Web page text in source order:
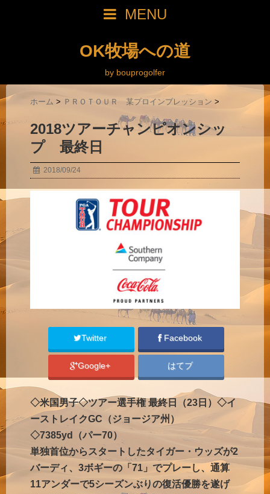
MENU
OK牧場への道
by bouprogolfer
ホーム > ＰＲＯＴＯＵＲ 某プロインプレッション >
2018ツアーチャンピオンシッ
プ 最終日
2018/09/24
Twitter Facebook
Google+ はてブ
◇米国男子◇ツアー選手権 最終日（23日）◇イ
ーストレイクGC（ジョージア州）
◇7385yd（パー70）
単独首位からスタートしたタイガー・ウッズが2
バーディ、3ボギーの「71」でプレーし、通算
11アンダーで5シーズンぶりの復活優勝を遂げ